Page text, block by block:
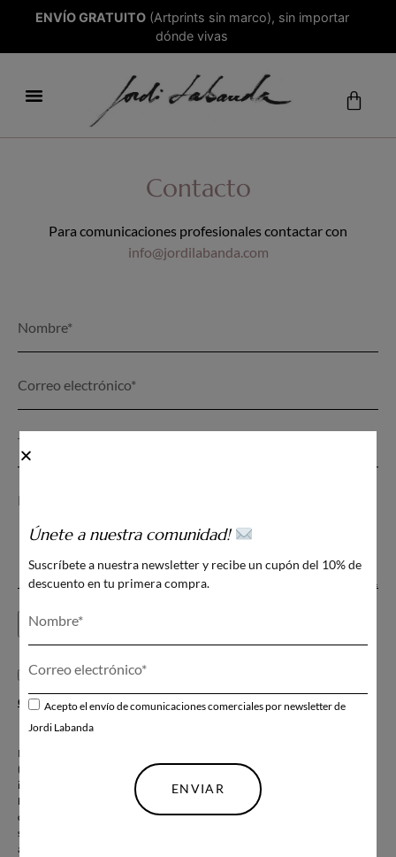
ENVÍO GRATUITO(Artprints sin marco), sin importar
dónde vivas
Contacto
Para comunicaciones profesionales contactar con
info@jordilabanda.com
He leído y acepto la
de datos
Información básica sobre protección de datos: Responsable: Jordi Labanda
(JL), con sede en C/ Portaferrissa 7-9, 08002 Barcelona, España. Código de
identificación fiscal (CIF): B63003495. Finalidad: atender solicitud.
Legitimación: Consentimiento del interesado. Destinatarios: no se cederán
datos a terceros, salvo obligación legal. Derechos: Acceder, rectificar y
suprimir los datos, así como otros derechos como se explica en la información
adicional. También se puede presentar una reclamación ante la Agencia
Únete a nuestra comunidad!
Suscríbete a nuestra newsletter y recibe un cupón del 10% de
descuento en tu primera compra.
Acepto el envío de comunicaciones comerciales por newsletter de
Jordi Labanda
ENVIAR